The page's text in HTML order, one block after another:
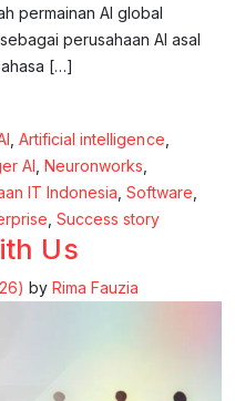
permainan AI global
perusahaan AI asal
[…]
Strategi Global
Artificial intelligence
AI ,Neuronworks
IT Indonesia ,Software
,Success story
Us
by Rima Fauzia